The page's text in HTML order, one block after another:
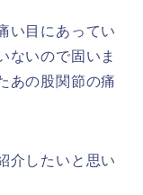
い目にあってい
ないので固いま
あの股関節の痛
介したいと思い